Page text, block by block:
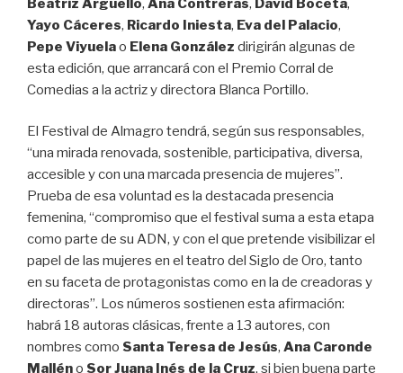
Beatriz Argüello, Ana Contreras, David Boceta,
Yayo Cáceres, Ricardo Iniesta, Eva del Palacio,
Pepe Viyuelao Elena González dirigirán algunas de
esta edición, que arrancará con el Premio Corral de
Comedias a la actriz y directora Blanca Portillo.
El Festival de Almagro tendrá, según sus responsables,
“una mirada renovada, sostenible, participativa, diversa,
accesible y con una marcada presencia de mujeres”.
Prueba de esa voluntad es la destacada presencia
femenina, “compromiso que el festival suma a esta etapa
como parte de su ADN, y con el que pretende visibilizar el
papel de las mujeres en el teatro del Siglo de Oro, tanto
en su faceta de protagonistas como en la de creadoras y
directoras”. Los números sostienen esta afirmación:
habrá 18 autoras clásicas, frente a 13 autores, con
nombres como Santa Teresa de Jesús, Ana Caronde
Malléno Sor Juana Inés de la Cruz, si bien buena parte